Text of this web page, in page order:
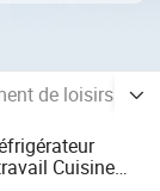
de loisirs et
Cuisine